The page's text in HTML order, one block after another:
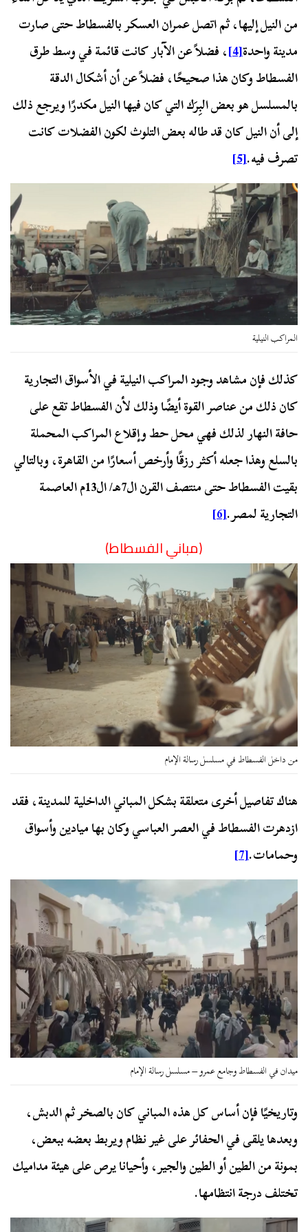
من النيل إليها، ثم اتصل عمران العسكر بالفسطاط حتى صارت
مدينة واحدة[4] ، فضلاً عن الآبار كانت قائمة في وسط طرق
الفسطاط وكان هذا صحيحًا، فضلاً عن أن أشكال الدقة
بالمسلسل هو بعض البِرَك التي كان فيها النيل مكدرًا ويرجع ذلك
إلى أن النيل كان قد طاله بعض التلوث لكون الفضلات كانت
تصرف فيه.[5]
المراكب النيلية
كذلك فإن مشاهد وجود المراكب النيلية في الأسواق التجارية
كان ذلك من عناصر القوة أيضًا وذلك لأن الفسطاط تقع على
حافة النهار لذلك فهي محل حط وإقلاع المراكب المحملة
بالسلع وهذا جعله أكثر رزقًا وأرخص أسعارًا من القاهرة، وبالتالي
بقيت الفسطاط حتى منتصف القرن ال7هـ/ ال13م العاصمة
التجارية لمصر.[6]
(مباني الفسطاط)
من داخل الفسطاط في مسلسل رسالة الإمام
هناك تفاصيل أخرى متعلقة بشكل المباني الداخلية للمدينة، فقد
ازدهرت الفسطاط في العصر العباسي وكان بها ميادين وأسواق
وحمامات.[7]
ميدان في الفسطاط وجامع عمرو – مسلسل رسالة الإمام
وتاريخيًا فإن أساس كل هذه المباني كان بالصخر ثم الدبش،
وبعدها يلقى في الحفائر على غير نظام ويربط بعضه ببعض،
بمونة من الطين أو الطين والجير، وأحيانا يرص على هيئة مداميك
تختلف درجة انتظامها.